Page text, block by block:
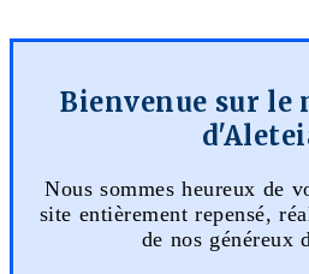
Bienvenue sur le
Nous sommes heureux de
site entièrement repensé,
de nos généreux